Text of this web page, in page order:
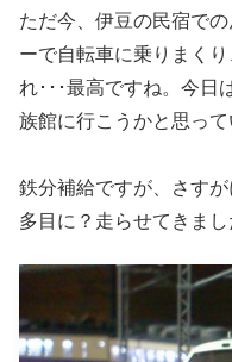
ただ今、伊豆の民宿で
ーで自転車に乗りまく
れ･･･最高ですね。今日
族館に行こうかと思って
鉄分補給ですが、さす
多目に？走らせてきま